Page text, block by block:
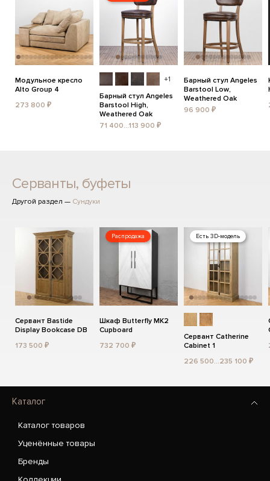
Модульное кресло
Alto Group 4
273 800 ₽
+1
Барный стул Angeles
Barstool High,
Weathered Oak
71 400...113 900 ₽
Барный стул Angeles
Barstool Low,
Weathered Oak
96 900 ₽
Серванты, буфеты
Другой раздел — Сундуки
Сервант Bastide
Display Bookcase DB
173 500 ₽
Распродажа
Шкаф Butterfly MK2
Cupboard
732 700 ₽
Есть 3D-модель
Сервант Catherine
Cabinet 1
226 500...235 100 ₽
Каталог
Каталог товаров
Уценённые товары
Бренды